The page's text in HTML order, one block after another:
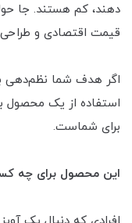
دهند، کم هستند. جا
قیمت اقتصادی و طراحی
اگر هدف شما نظم‌دهی
استفاده از یک محصول
برای شماست.
این محصول برای چه